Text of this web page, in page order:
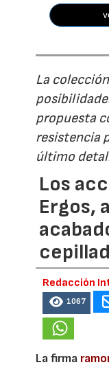
La
propuesta
resistencia
último
Los
Ergos,
Redacción
1067
La firma